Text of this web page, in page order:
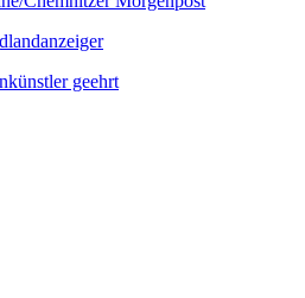
geehrt